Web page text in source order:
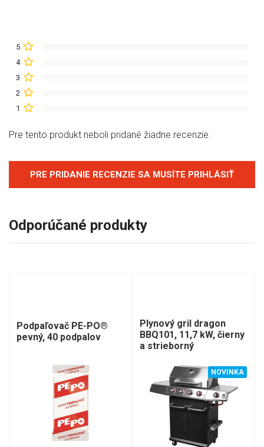
5
4
3
2
1
Pre tento produkt neboli pridané žiadne recenzie.
PRE PRIDANIE RECENZIE SA MUSÍTE PRIHLÁSIŤ
Odporúčané produkty
Podpaľovač PE-PO®
pevný, 40 podpalov
Plynový gril dragon
BBQ101, 11,7 kW, čierny
a strieborný
NOVINKA